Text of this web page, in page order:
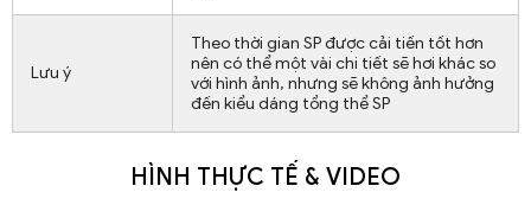
Lưu ý
Theo thời gian SP được cải tiến tốt hơn
nên có thể một vài chi tiết sẽ hơi khác so
với hình ảnh, nhưng sẽ không ảnh hưởng
đến kiểu dáng tổng thể SP
HÌNH THỰC TẾ & VIDEO